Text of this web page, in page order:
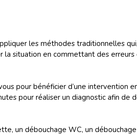
les méthodes traditionnelles qui,
la situation en commettant des
pour bénéficier d’une intervention
pour réaliser un diagnostic afin de
un débouchage WC, un